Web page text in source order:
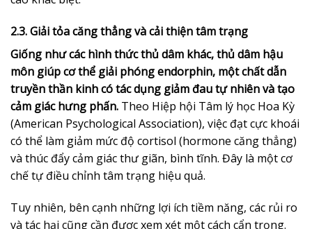
2.3. Giải tỏa căng thẳng và cải thiện tâm trạng
Giống như các hình thức thủ dâm khác, thủ dâm hậu
môn giúp cơ thể giải phóng endorphin, một chất dẫn
truyền thần kinh có tác dụng giảm đau tự nhiên và tạo
cảm giác hưng phấn. Theo Hiệp hội Tâm lý học Hoa Kỳ
(American Psychological Association), việc đạt cực khoái
có thể làm giảm mức độ cortisol (hormone căng thẳng)
và thúc đẩy cảm giác thư giãn, bình tĩnh. Đây là một cơ
chế tự điều chỉnh tâm trạng hiệu quả.
Tuy nhiên, bên cạnh những lợi ích tiềm năng, các rủi ro
và tác hại cũng cần được xem xét một cách cẩn trọng.